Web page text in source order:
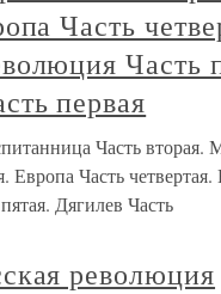
Часть
Часть
первая
Часть вторая.
Европа Часть
Дягилев Часть
революция